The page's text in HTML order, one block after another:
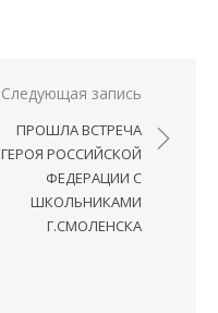
Следующая запись
ПРОШЛА ВСТРЕЧА
ГЕРОЯ РОССИЙСКОЙ
ФЕДЕРАЦИИ С
ШКОЛЬНИКАМИ
Г.СМОЛЕНСКА